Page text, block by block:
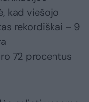
kad viešojo
rekordiškai – 9
72 procentus